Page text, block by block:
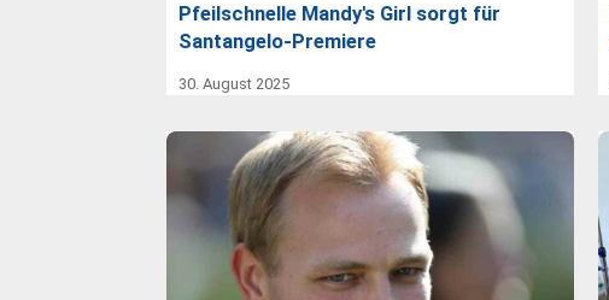
Pfeilschnelle Mandy's Girl sorgt für
Santangelo-Premiere
30. August 2025